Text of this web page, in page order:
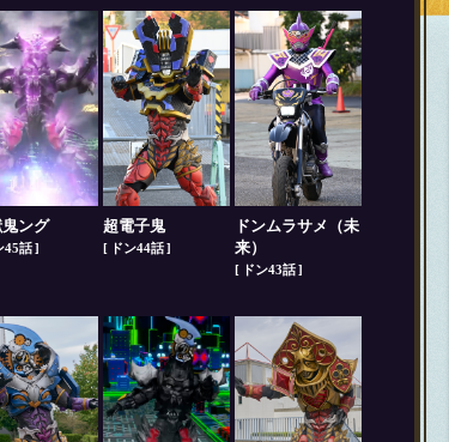
ング
45話
超電子鬼
ドン44話
ドンムラサメ（未
来）
ドン43話